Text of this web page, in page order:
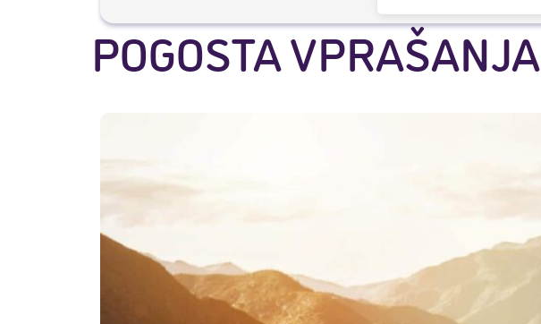
POGOSTA VPRAŠANJA